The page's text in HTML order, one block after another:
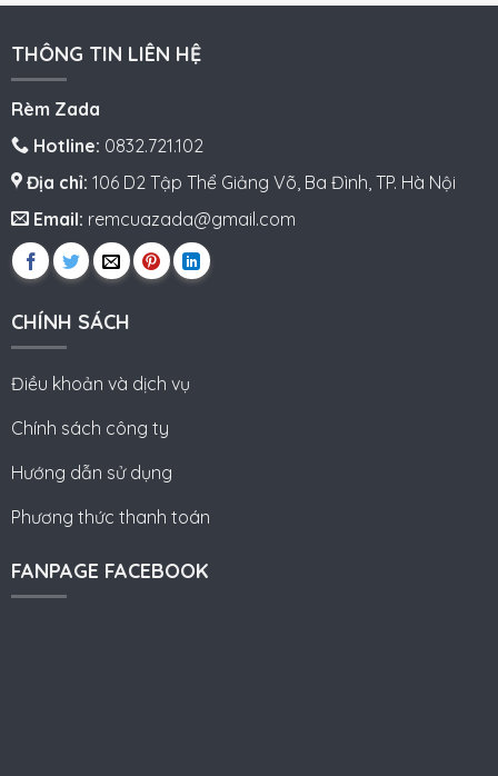
THÔNG TIN LIÊN HỆ
Rèm Zada
Hotline: 0832.721.102
Địa chỉ: 106 D2 Tập Thể Giảng Võ, Ba Đình, TP. Hà Nội
Email: remcuazada@gmail.com
CHÍNH SÁCH
Điều khoản và dịch vụ
Chính sách công ty
Hướng dẫn sử dụng
Phương thức thanh toán
FANPAGE FACEBOOK